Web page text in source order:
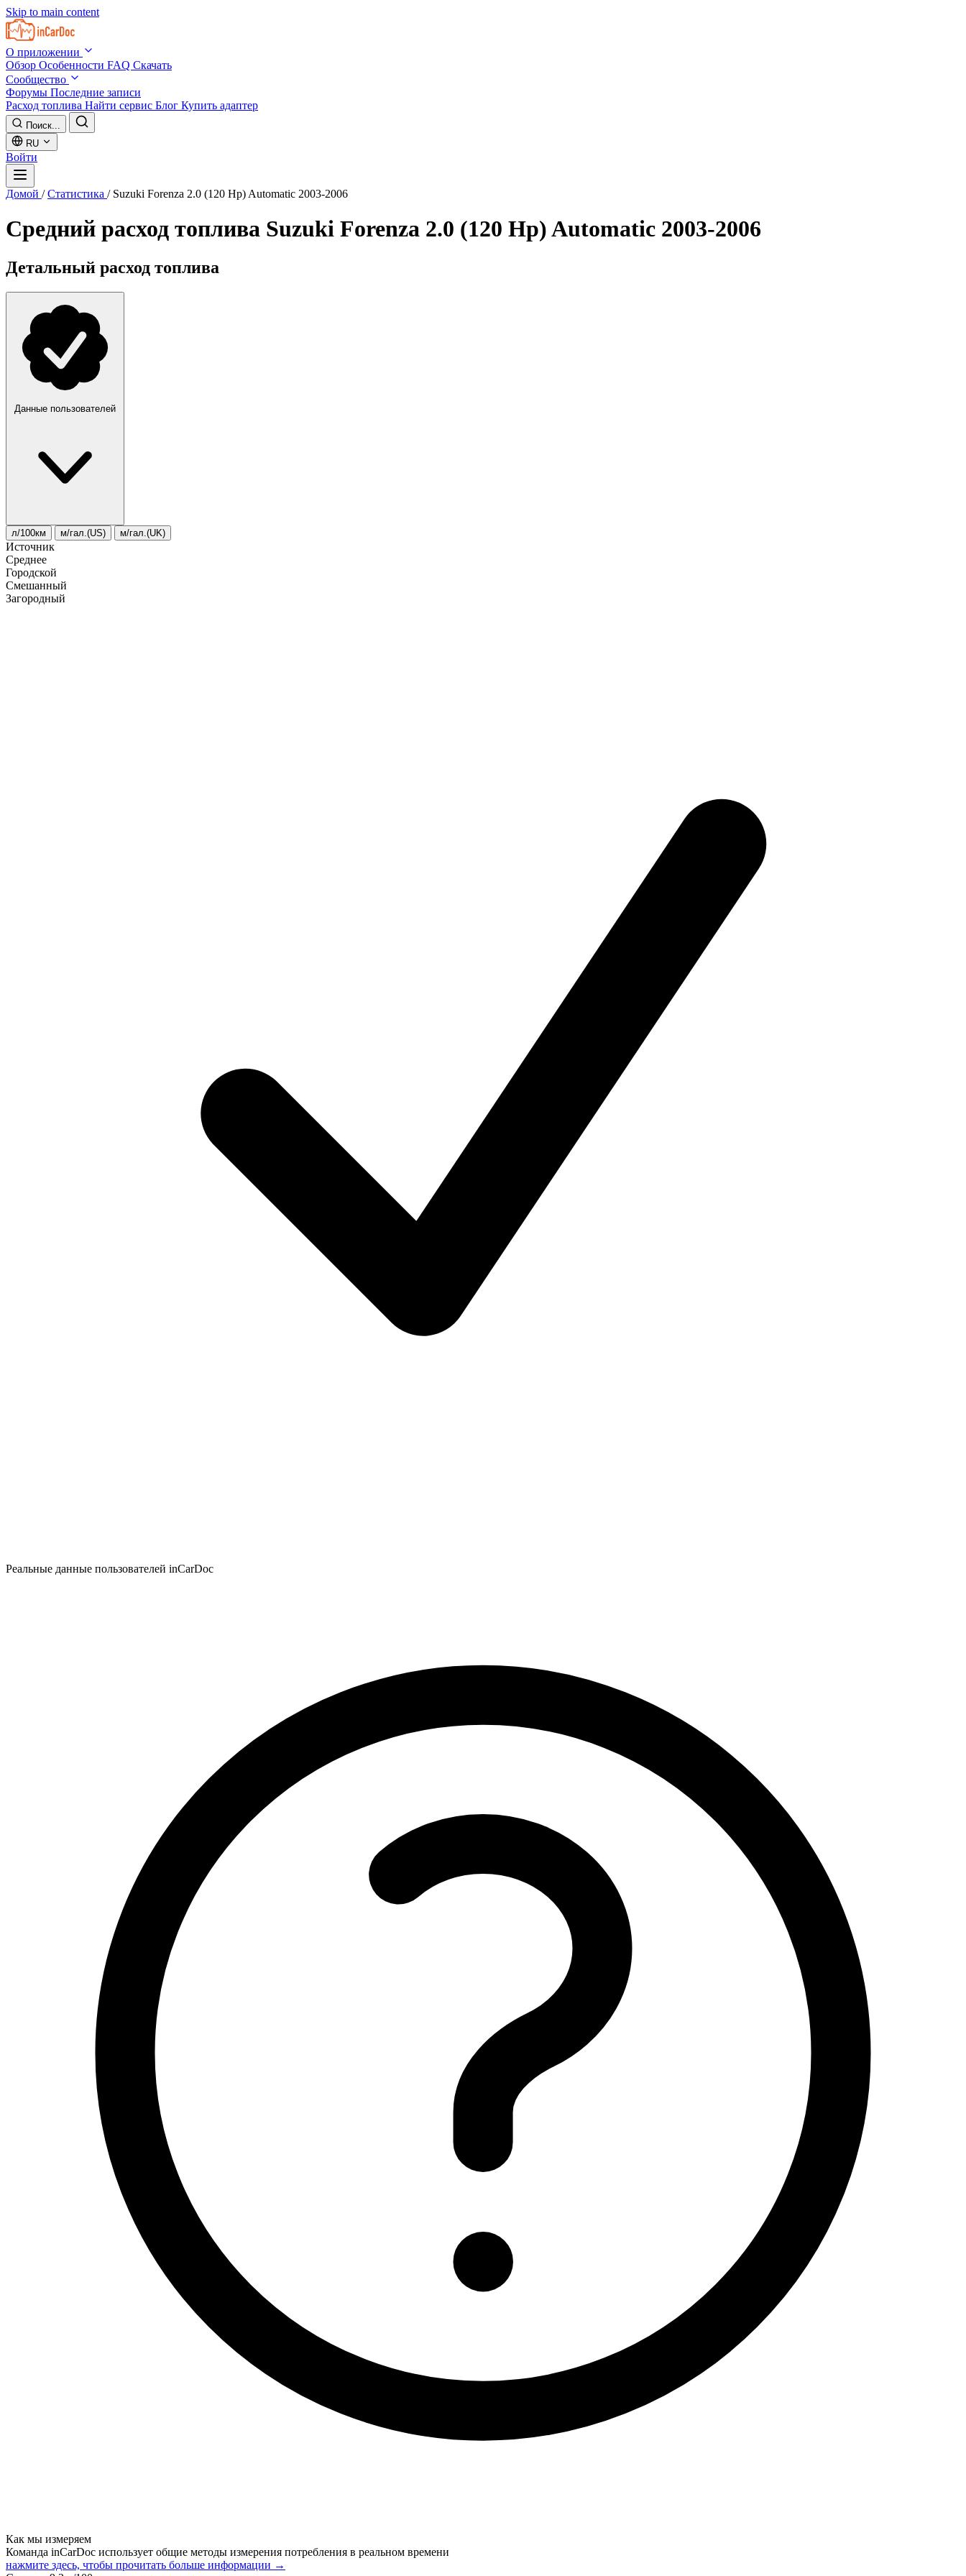
Skip to main content
О приложении
Обзор Особенности FAQ Скачать
Сообщество
Форумы Последние записи
Расход топлива Найти сервис Блог Купить адаптер
Поиск...
RU
Войти
Домой / Статистика / Suzuki Forenza 2.0 (120 Hp) Automatic 2003-2006
Средний расход топлива Suzuki Forenza 2.0 (120 Hp) Automatic 2003-2006
Детальный расход топлива
Данные пользователей
л/100км м/гал.(US) м/гал.(UK)
Источник
Среднее
Городской
Смешанный
Загородный
Реальные данные пользователей inCarDoc
Как мы измеряем
Команда inCarDoc использует общие методы измерения потребления в реальном времени
нажмите здесь, чтобы прочитать больше информации →